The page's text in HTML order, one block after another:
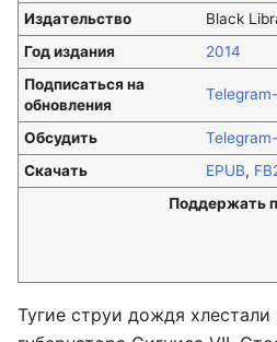
Издательство
Black
Год издания
2014
Подписаться на
обновления
Обсудить
Скачать
EPUB,
Поддержать
Тугие струи дождя